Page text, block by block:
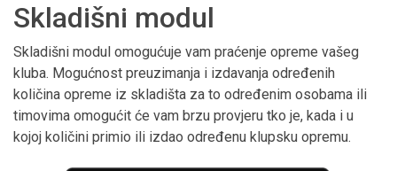
Skladišni modul
Skladišni modul omogućuje vam praćenje opreme vašeg
kluba. Mogućnost preuzimanja i izdavanja određenih
količina opreme iz skladišta za to određenim osobama ili
timovima omogućit će vam brzu provjeru tko je, kada i u
kojoj količini primio ili izdao određenu klupsku opremu.